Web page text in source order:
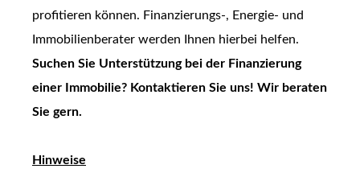
profitieren können. Finanzierungs-, Energie- und
Immobilienberater werden Ihnen hierbei helfen.
Suchen Sie Unterstützung bei der Finanzierung
einer Immobilie? Kontaktieren Sie uns! Wir beraten
Sie gern.
Hinweise